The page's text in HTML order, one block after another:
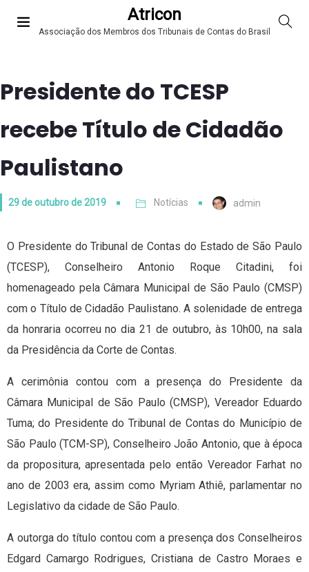
Atricon
Associação dos Membros dos Tribunais de Contas do Brasil
Presidente do TCESP
recebe Título de Cidadão
Paulistano
29 de outubro de 2019 Notícias admin
O Presidente do Tribunal de Contas do Estado de São Paulo
(TCESP), Conselheiro Antonio Roque Citadini, foi
homenageado pela Câmara Municipal de São Paulo (CMSP)
com o Título de Cidadão Paulistano. A solenidade de entrega
da honraria ocorreu no dia 21 de outubro, às 10h00, na sala
da Presidência da Corte de Contas.
A cerimônia contou com a presença do Presidente da
Câmara Municipal de São Paulo (CMSP), Vereador Eduardo
Tuma; do Presidente do Tribunal de Contas do Município de
São Paulo (TCM-SP), Conselheiro João Antonio, que à época
da propositura, apresentada pelo então Vereador Farhat no
ano de 2003 era, assim como Myriam Athiê, parlamentar no
Legislativo da cidade de São Paulo.
A outorga do título contou com a presença dos Conselheiros
Edgard Camargo Rodrigues, Cristiana de Castro Moraes e